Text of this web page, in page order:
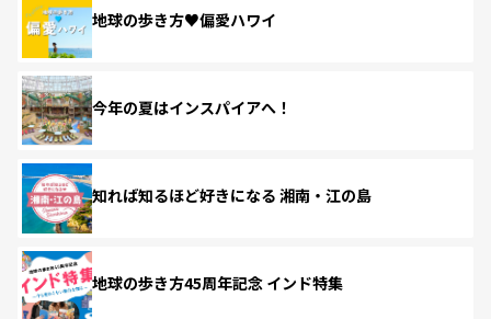
地球の歩き方♥偏愛ハワイ
今年の夏はインスパイアへ！
知れば知るほど好きになる 湘南・江の島
地球の歩き方45周年記念 インド特集